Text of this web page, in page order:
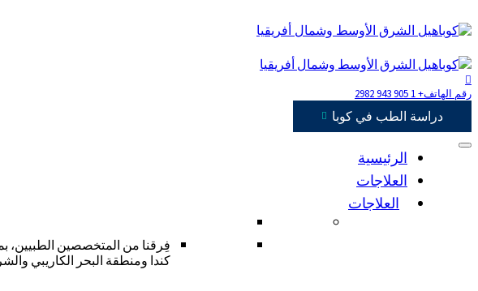
رقم الهاتف+ 1 905 943 2982
دراسة الطب في كوبا
الرئيسية
العلاجات
العلاجات
فِرقنا من المتخصصين الطبيين،
كندا ومنطقة البحر الكاريبي